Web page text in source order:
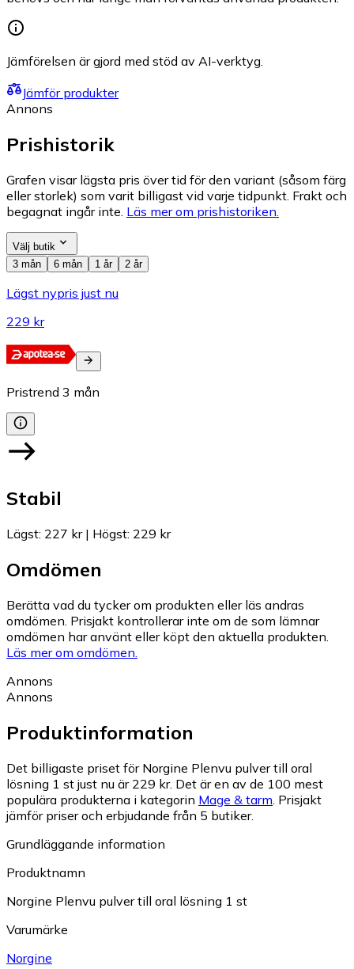
Jämförelsen är gjord med stöd av AI-verktyg.
Jämför produkter
Annons
Prishistorik
Grafen visar lägsta pris över tid för den variant (såsom färg
eller storlek) som varit billigast vid varje tidpunkt. Frakt och
begagnat ingår inte. Läs mer om prishistoriken.
Välj butik
3 mån
6 mån 1 år 2 år
Lägst nypris just nu
229 kr
Pristrend 3 mån
Stabil
Lägst: 227 kr| Högst: 229 kr
Omdömen
Berätta vad du tycker om produkten eller läs andras
omdömen. Prisjakt kontrollerar inte om de som lämnar
omdömen har använt eller köpt den aktuella produkten.
Läs mer om omdömen.
Annons
Annons
Produktinformation
Det billigaste priset för Norgine Plenvu pulver till oral
lösning 1 st just nu är 229 kr. Det är en av de 100 mest
populära produkterna i kategorin Mage & tarm Prisjakt
jämför priser och erbjudande från 5 butiker.
Grundläggande information
Produktnamn
Norgine Plenvu pulver till oral lösning 1 st
Varumärke
Norgine